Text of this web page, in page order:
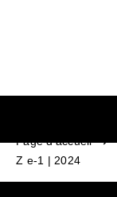
Page d'accueil
Z e-1 | 2024